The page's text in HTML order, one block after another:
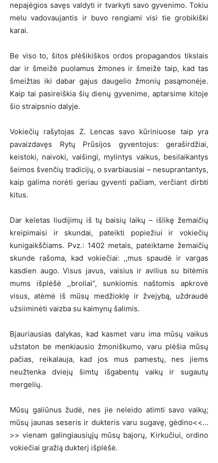
nepajėgios savęs valdyti ir tvarkyti savo gyvenimo. Tokiu
melu vadovaujantis ir buvo rengiami visi tie grobikiški
karai.
Be viso to, šitos plėšikiškos ordos propagandos tikslais
dar ir šmeižė puolamus žmones ir šmeižė taip, kad tas
šmeižtas iki dabar gajus daugelio žmonių pasąmonėje.
Kaip tai pasireiškia šių dienų gyvenime, aptarsime kitoje
šio straipsnio dalyje.
Vokiečių rašytojas Z. Lencas savo kūriniuose taip yra
pavaizdavęs Rytų Prūsijos gyventojus: geraširdžiai,
keistoki, naivoki, vaišingi, mylintys vaikus, besilaikantys
šeimos švenčių tradicijų, o svarbiausiai – nesuprantantys,
kaip galima norėti geriau gyventi pačiam, verčiant dirbti
kitus.
Dar keletas liudijimų iš tų baisių laikų – išlikę žemaičių
kreipimaisi ir skundai, pateikti popiežiui ir vokiečių
kunigaikščiams. Pvz.: 1402 metais, pateiktame žemaičių
skunde rašoma, kad vokiečiai: ,,mus spaudė ir vargas
kasdien augo. Visus javus, vaisius ir avilius su bitėmis
mums išplėšė ,,broliai“, sunkiomis naštomis apkrovė
visus, atėmė iš mūsų medžioklę ir žvejybą, uždraudė
užsiiminėti vaizba su kaimynų šalimis.
Bjauriausias dalykas, kad kasmet varu ima mūsų vaikus
užstaton be menkiausio žmoniškumo, varu plėšia mūsų
pačias, reikalauja, kad jos mus pamestų, nes jiems
neužtenka dviejų šimtų išgabentų vaikų ir sugautų
mergelių.
Mūsų galiūnus žudė, nes jie neleido atimti savo vaikų;
mūsų jaunas seseris ir dukteris varu sugavę, gėdino<<…
>> vienam galingiausiųjų mūsų bajorų, Kirkučiui, ordino
vokiečiai gražią dukterį išplėšė.